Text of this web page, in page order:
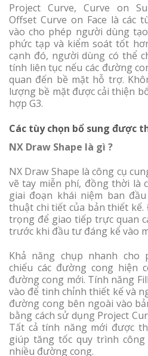
Project Curve, Curve on
Offset Curve on Face là các
vào cho phép người dùng
phức tạp và kiểm soát tốt
cạnh đó, người dùng có thể
tính liên tục nếu các đường
quan đến bề mặt hỗ trợ.
lượng bề mặt được cải thiện
hợp G3.
Các tùy chọn bổ sung được
NX Draw Shape là gì ?
NX Draw Shape là công cụ
vẽ tay miễn phí, đồng thời là
giai đoạn khái niệm ban
thuật chi tiết của bản thiết kế.
trọng để giao tiếp trực quan
trước khi đầu tư đáng kể vào
Khả năng chụp nhanh cho
chiếu các đường cong hiện
đường cong mới. Tính năng
vào để tinh chỉnh thiết kế và
đường cong bên ngoài vào
bằng cách sử dụng Project
Tất cả tính năng mới được
giúp tăng tốc quy trình công
nhiều đường cong.